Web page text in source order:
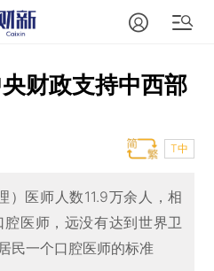
财政支持中西部
T中
）医师人数11.9万余人，相
医师，远没有达到世界卫
民一个口腔医师的标准